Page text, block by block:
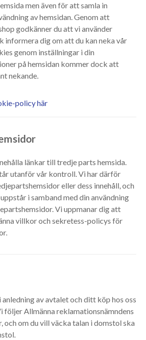
men även för att samla in
av hemsidan. Genom att
godkänner du att vi använder
informera dig om att du kan neka vår
genom inställningar i din
på hemsidan kommer dock att
nekande.
policy här
länkar till tredje parts hemsida.
utanför vår kontroll. Vi har därför
eller dess innehåll, och
i samband med din användning
Vi uppmanar dig att
villkor och sekretess-policys för
av avtalet och ditt köp hos oss
följer Allmänna reklamationsnämndens
och om du vill väcka talan i domstol ska